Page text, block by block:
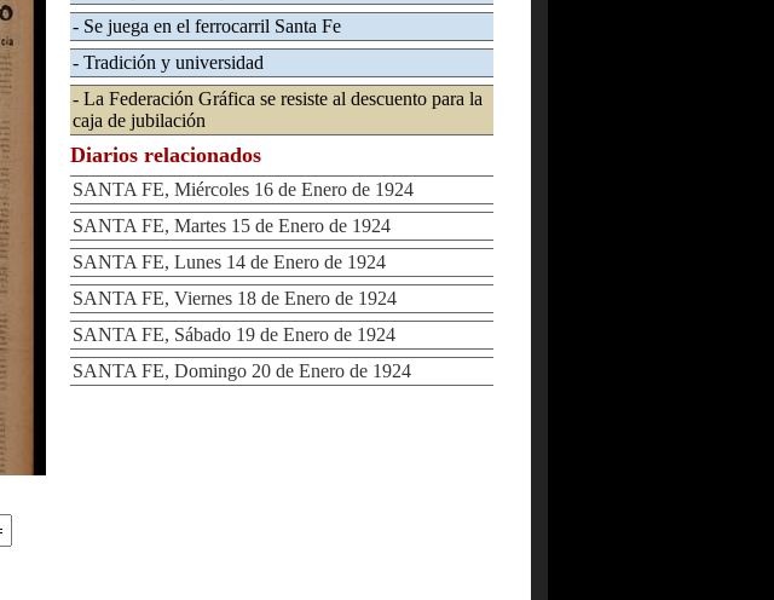
- Se juega en el ferrocarril Santa Fe
- Tradición y universidad
- La Federación Gráfica se resiste al descuento para la
caja de jubilación
Diarios relacionados
SANTA FE, Miércoles 16 de Enero de 1924
SANTA FE, Martes 15 de Enero de 1924
SANTA FE, Lunes 14 de Enero de 1924
SANTA FE, Viernes 18 de Enero de 1924
SANTA FE, Sábado 19 de Enero de 1924
SANTA FE, Domingo 20 de Enero de 1924